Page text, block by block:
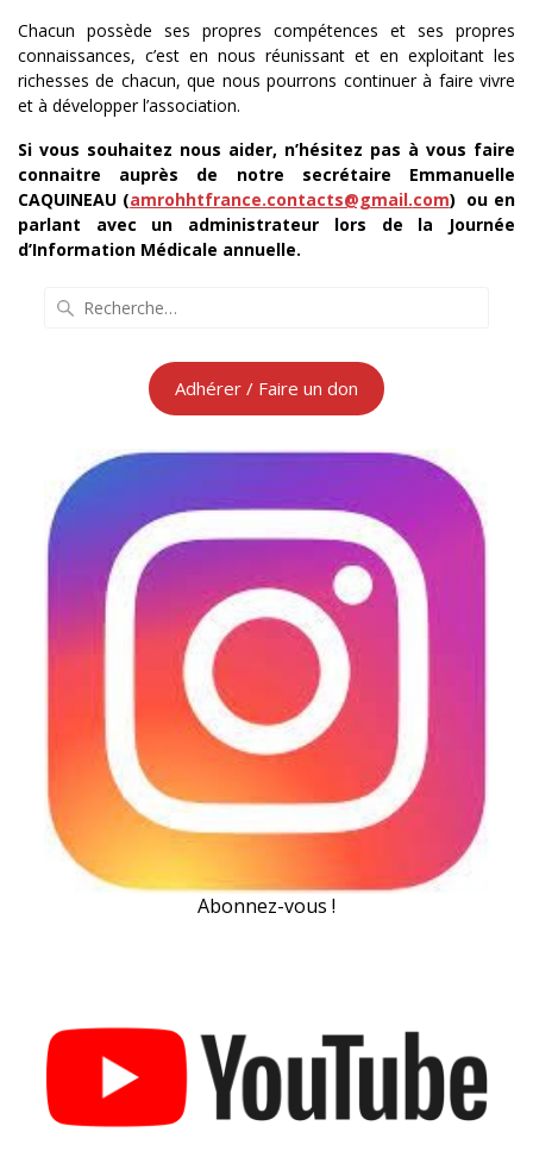
Chacun possède ses propres compétences et ses propres
connaissances, c’est en nous réunissant et en exploitant les
richesses de chacun, que nous pourrons continuer à faire vivre
et à développer l’association.
Si vous souhaitez nous aider, n’hésitez pas à vous faire
connaitre auprès de notre secrétaire Emmanuelle
CAQUINEAU (amrohhtfrance.contacts@gmail.com) ou en
parlant avec un administrateur lors de la Journée
d’Information Médicale annuelle.
Adhérer / Faire un don
Abonnez-vous !